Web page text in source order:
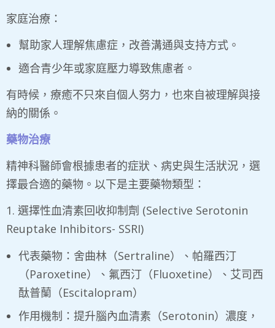
家庭治療：
幫助家人理解焦慮症，改善溝通與支持方式。
適合青少年或家庭壓力導致焦慮者。
有時候，療癒不只來自個人努力，也來自被理解與接
納的關係。
​藥物治療
精神科醫師會根據患者的症狀、病史與生活狀況，選
擇最合適的藥物。以下是主要藥物類型：
​1. 選擇性血清素回收抑制劑 (Selective Serotonin
Reuptake Inhibitors- SSRI)
代表藥物：舍曲林（Sertraline）、帕羅西汀
（Paroxetine）、氟西汀（Fluoxetine）、艾司西
酞普蘭（Escitalopram）
作用機制：提升腦內血清素（Serotonin）濃度，